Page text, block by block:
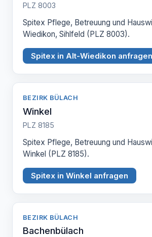
PLZ 8003
Spitex Pflege, Betreuung und
Wiedikon, Sihlfeld (PLZ 8003).
Spitex in Alt-Wiedikon anfragen
BEZIRK BÜLACH
Winkel
PLZ 8185
Spitex Pflege, Betreuung und
Winkel (PLZ 8185).
Spitex in Winkel anfragen
BEZIRK BÜLACH
Bachenbülach